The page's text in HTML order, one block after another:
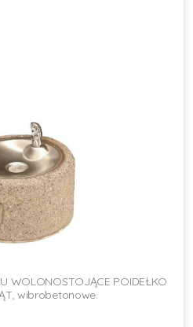
WOLONOSTOJĄCE POIDEŁKO
wibrobetonowe.